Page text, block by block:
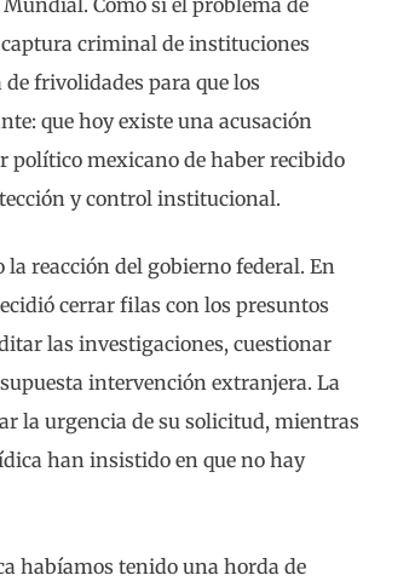
Como si el problema de
criminal de instituciones
frivolidades para que los
que hoy existe una acusación
político mexicano de haber recibido
y control institucional.
reacción del gobierno federal. En
cerrar filas con los presuntos
las investigaciones, cuestionar
intervención extranjera. La
la urgencia de su solicitud, mientras
han insistido en que no hay
habíamos tenido una horda de